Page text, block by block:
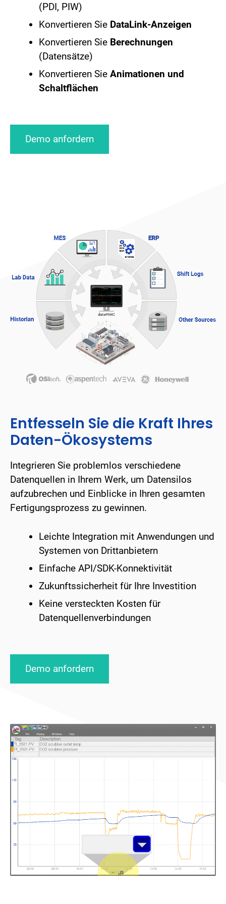
(PDI, PIW)
Konvertieren Sie DataLink-Anzeigen
Konvertieren Sie Berechnungen
(Datensätze)
Konvertieren Sie Animationen und
Schaltflächen
Demo anfordern
Entfesseln Sie die Kraft Ihres
Daten-Ökosystems
Integrieren Sie problemlos verschiedene
Datenquellen in Ihrem Werk, um Datensilos
aufzubrechen und Einblicke in Ihren gesamten
Fertigungsprozess zu gewinnen.
Leichte Integration mit Anwendungen und
Systemen von Drittanbietern
Einfache API/SDK-Konnektivität
Zukunftssicherheit für Ihre Investition
Keine versteckten Kosten für
Datenquellenverbindungen
Demo anfordern